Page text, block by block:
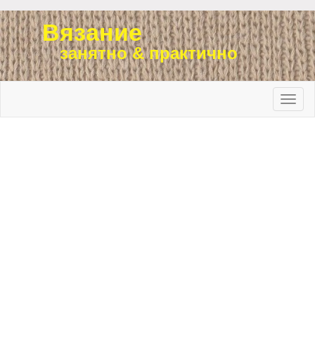
Вязание
занятно & практично
Toggle